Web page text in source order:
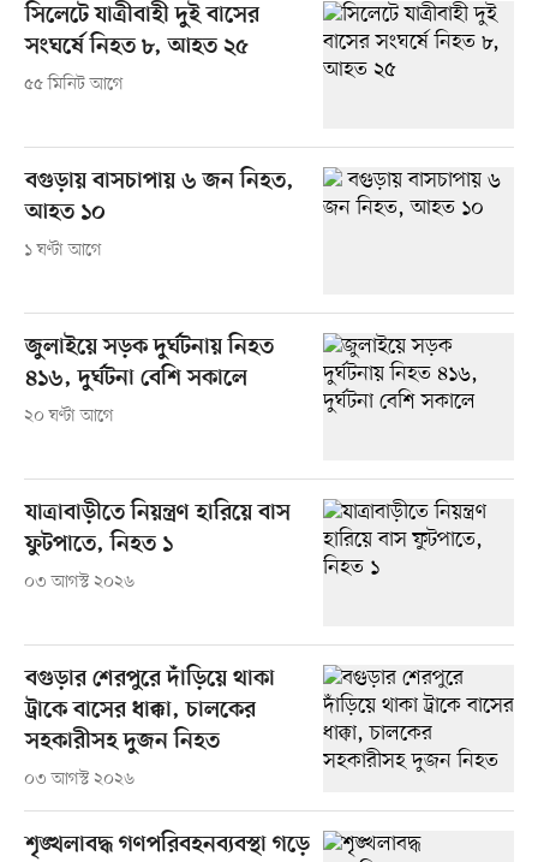
সিলেটে যাত্রীবাহী দুই বাসের
সংঘর্ষে নিহত ৮, আহত ২৫
৫৫ মিনিট আগে
বগুড়ায় বাসচাপায় ৬ জন নিহত,
আহত ১০
১ ঘণ্টা আগে
জুলাইয়ে সড়ক দুর্ঘটনায় নিহত
৪১৬, দুর্ঘটনা বেশি সকালে
২০ ঘণ্টা আগে
যাত্রাবাড়ীতে নিয়ন্ত্রণ হারিয়ে বাস
ফুটপাতে, নিহত ১
০৩ আগস্ট ২০২৬
বগুড়ার শেরপুরে দাঁড়িয়ে থাকা
ট্রাকে বাসের ধাক্কা, চালকের
সহকারীসহ দুজন নিহত
০৩ আগস্ট ২০২৬
শৃঙ্খলাবদ্ধ গণপরিবহনব্যবস্থা গড়ে